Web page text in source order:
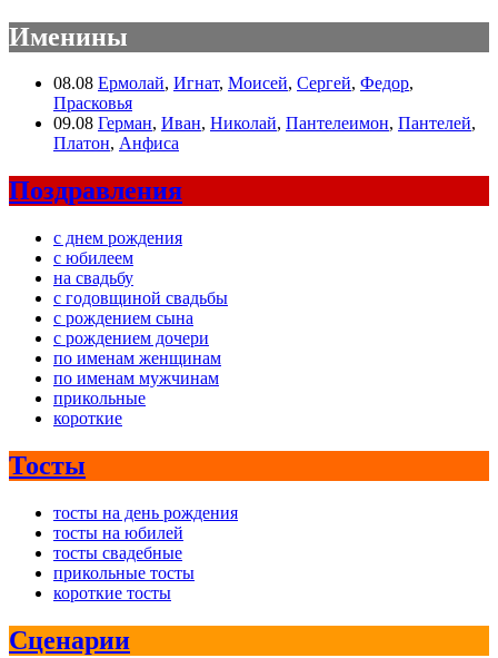
Именины
08.08 Ермолай, Игнат, Моисей, Сергей, Федор,
Прасковья
09.08 Герман, Иван, Николай, Пантелеимон, Пантелей,
Платон, Анфиса
Поздравления
с днем рождения
с юбилеем
на свадьбу
с годовщиной свадьбы
с рождением сына
с рождением дочери
по именам женщинам
по именам мужчинам
прикольные
короткие
Тосты
тосты на день рождения
тосты на юбилей
тосты свадебные
прикольные тосты
короткие тосты
Сценарии